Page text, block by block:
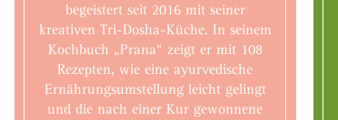
begeistert seit 2016 mit seiner
kreativen Tri-Dosha-Küche. In seinem
Kochbuch „Prana“ zeigt er mit 108
Rezepten, wie eine ayurvedische
Ernährungsumstellung leicht gelingt
und die nach einer Kur gewonnene